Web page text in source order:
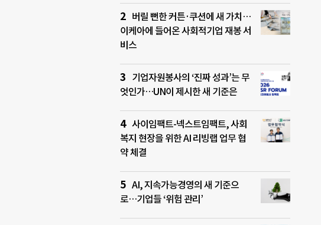
버릴 뻔한 커튼·쿠션에 새 가치…
이케아에 들어온 사회적기업 재봉 서
비스
기업자원봉사의 ‘진짜 성과’는 무
엇인가…UN이 제시한 새 기준은
사이임팩트-넥스트임팩트, 사회
복지 현장을 위한 AI 리빙랩 업무 협
약 체결
AI, 지속가능경영의 새 기준으
로…기업들 ‘위험 관리’